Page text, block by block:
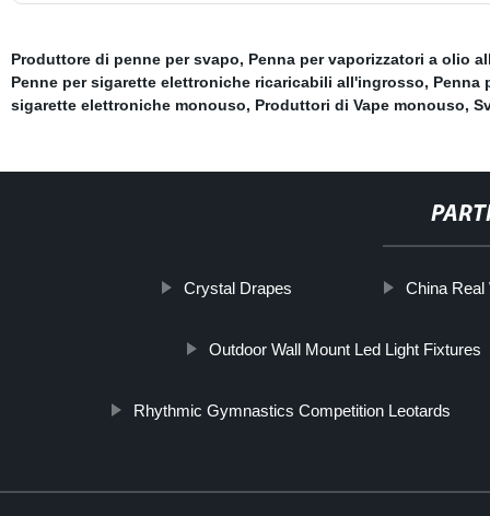
Produttore di penne per svapo, Penna per vaporizzatori a olio
Penne per sigarette elettroniche ricaricabili all'ingrosso, Penna
sigarette elettroniche monouso, Produttori di Vape monouso,
Crystal Drapes China Real
Outdoor Wall Mount Led Light Fixtures
Rhythmic Gymnastics Competition Leotards